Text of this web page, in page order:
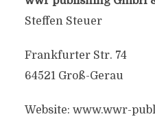
Steffen Steuer
Frankfurter Str. 74
64521 Groß-Gerau
Website: www.wwr-